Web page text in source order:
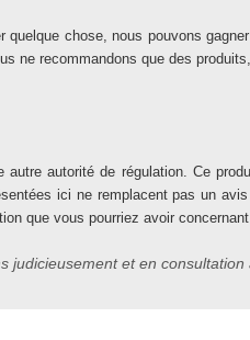
chose, nous pouvons
ne recommandons que des
autorité de régulation. Ce
ici ne remplacent pas un
que vous pourriez avoir
judicieusement et en consultation